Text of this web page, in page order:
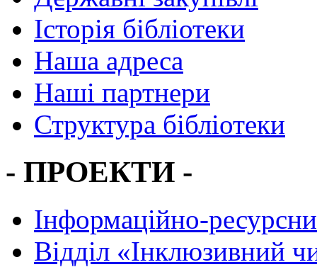
Історія бібліотеки
Наша адреса
Наші партнери
Структура бібліотеки
- ПРОЕКТИ -
Інформаційно-
Вiддiл «Інклюзивний